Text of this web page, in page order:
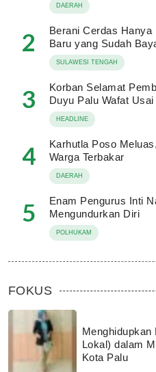
DAERAH
2
Berani Cerdas
Baru yang Sudah
SULAWESI TENGAH
3
Korban Selamat
Duyu Palu Wafat
HEADLINE
4
Karhutla Poso
Warga Terbakar
DAERAH
5
Enam Pengurus Inti
Mengundurkan Diri
POLHUKAM
FOKUS
Menghidupkan
Lokal) dalam
Kota Palu